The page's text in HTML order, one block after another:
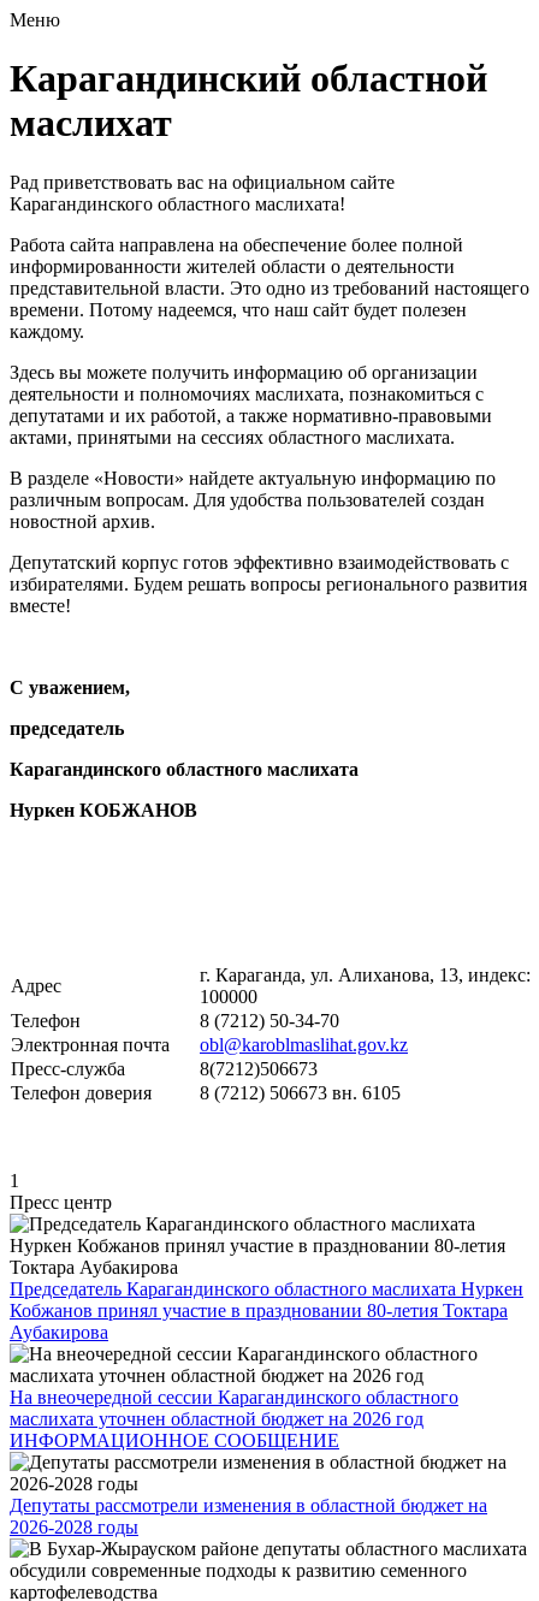
Меню
Карагандинский областной
маслихат
Рад приветствовать вас на официальном сайте
Карагандинского областного маслихата!
Работа сайта направлена на обеспечение более полной
информированности жителей области о деятельности
представительной власти. Это одно из требований настоящего
времени. Потому надеемся, что наш сайт будет полезен
каждому.
Здесь вы можете получить информацию об организации
деятельности и полномочиях маслихата, познакомиться с
депутатами и их работой, а также нормативно-правовыми
актами, принятыми на сессиях областного маслихата.
В разделе «Новости» найдете актуальную информацию по
различным вопросам. Для удобства пользователей создан
новостной архив.
Депутатский корпус готов эффективно взаимодействовать с
избирателями. Будем решать вопросы регионального развития
вместе!
С уважением,
председатель
Карагандинского областного маслихата
Нуркен КОБЖАНОВ
Адрес
г. Караганда, ул. Алиханова, 13, индекс:
100000
Телефон
8 (7212) 50-34-70
Электронная почта
obl@karoblmaslihat.gov.kz
Пресс-служба
8(7212)506673
Телефон доверия
8 (7212) 506673 вн. 6105
1
Пресс центр
Председатель Карагандинского областного маслихата Нуркен
Кобжанов принял участие в праздновании 80-летия Токтара
Аубакирова
На внеочередной сессии Карагандинского областного
маслихата уточнен областной бюджет на 2026 год
ИНФОРМАЦИОННОЕ СООБЩЕНИЕ
Депутаты рассмотрели изменения в областной бюджет на
2026-2028 годы